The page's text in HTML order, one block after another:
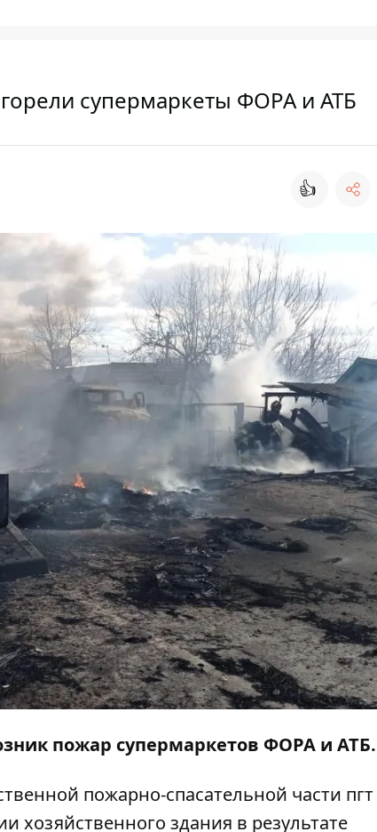
супермаркеты ФОРА и АТБ
👍
пожар супермаркетов ФОРА и АТБ.
пожарно-спасательной части пгт
хозяйственного здания в результате